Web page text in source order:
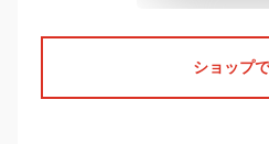
ショップ